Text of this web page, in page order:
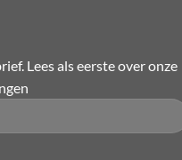
gekozen
de
Lees als eerste over onze